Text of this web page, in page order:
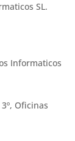
SL.
Informaticos
Oficinas